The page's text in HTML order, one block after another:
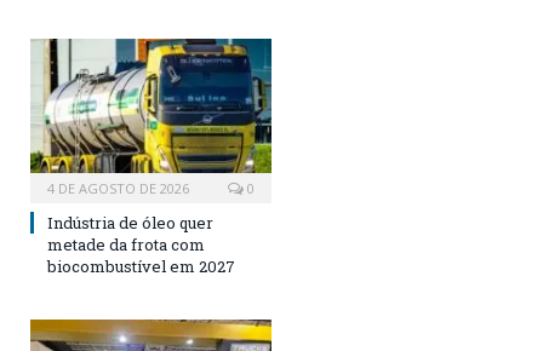
4 DE AGOSTO DE 2026 0
Indústria de óleo quer
metade da frota com
biocombustível em 2027